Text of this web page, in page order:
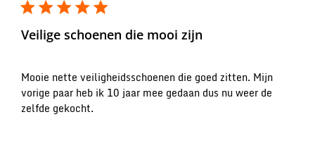
Veilige schoenen die mooi zijn
Mooie nette veiligheidsschoenen die goed zitten. Mijn
vorige paar heb ik 10 jaar mee gedaan dus nu weer de
zelfde gekocht.